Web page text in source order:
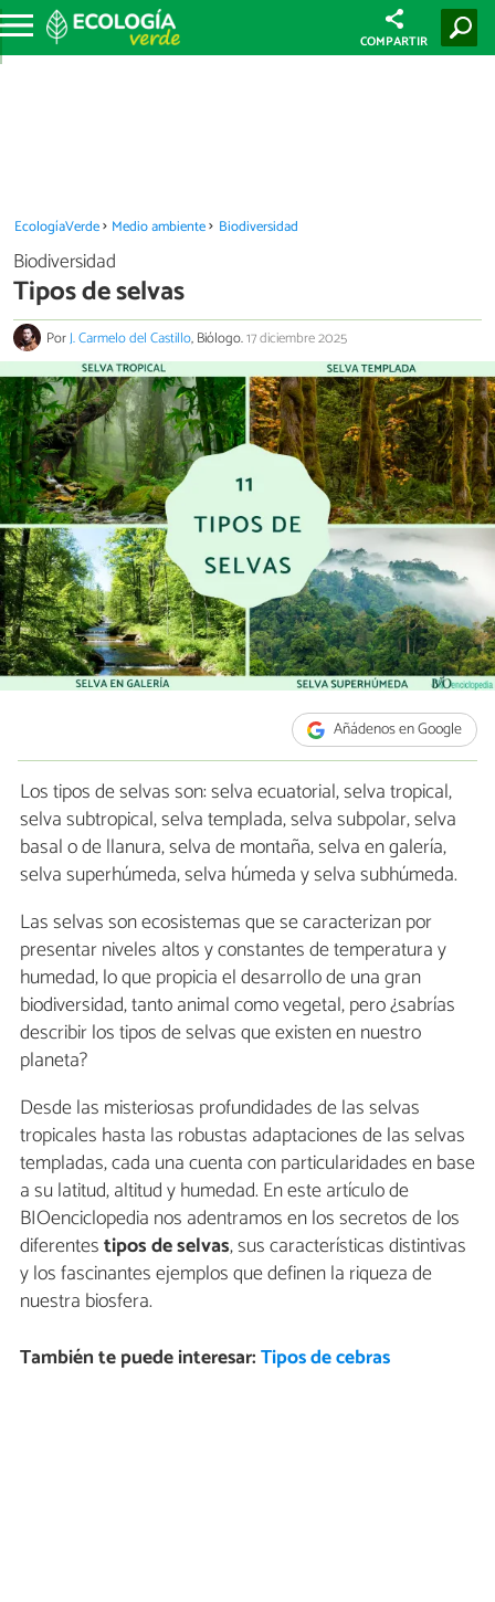
COMPARTIR
EcologíaVerde Medio ambiente Biodiversidad
Biodiversidad
Tipos de selvas
PorJ. Carmelo del Castillo, Biólogo.17 diciembre 2025
Añádenos en Google
Los tipos de selvas son: selva ecuatorial, selva tropical,
selva subtropical, selva templada, selva subpolar, selva
basal o de llanura, selva de montaña, selva en galería,
selva superhúmeda, selva húmeda y selva subhúmeda.
Las selvas son ecosistemas que se caracterizan por
presentar niveles altos y constantes de temperatura y
humedad, lo que propicia el desarrollo de una gran
biodiversidad, tanto animal como vegetal, pero ¿sabrías
describir los tipos de selvas que existen en nuestro
planeta?
Desde las misteriosas profundidades de las selvas
tropicales hasta las robustas adaptaciones de las selvas
templadas, cada una cuenta con particularidades en base
a su latitud, altitud y humedad. En este artículo de
BIOenciclopedia nos adentramos en los secretos de los
diferentestipos de selvas, sus características distintivas
y los fascinantes ejemplos que definen la riqueza de
nuestra biosfera.
También te puede interesar:Tipos de cebras